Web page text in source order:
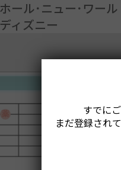
ホール･ニュー･ワール
ディズニー
すでに
まだ登録され